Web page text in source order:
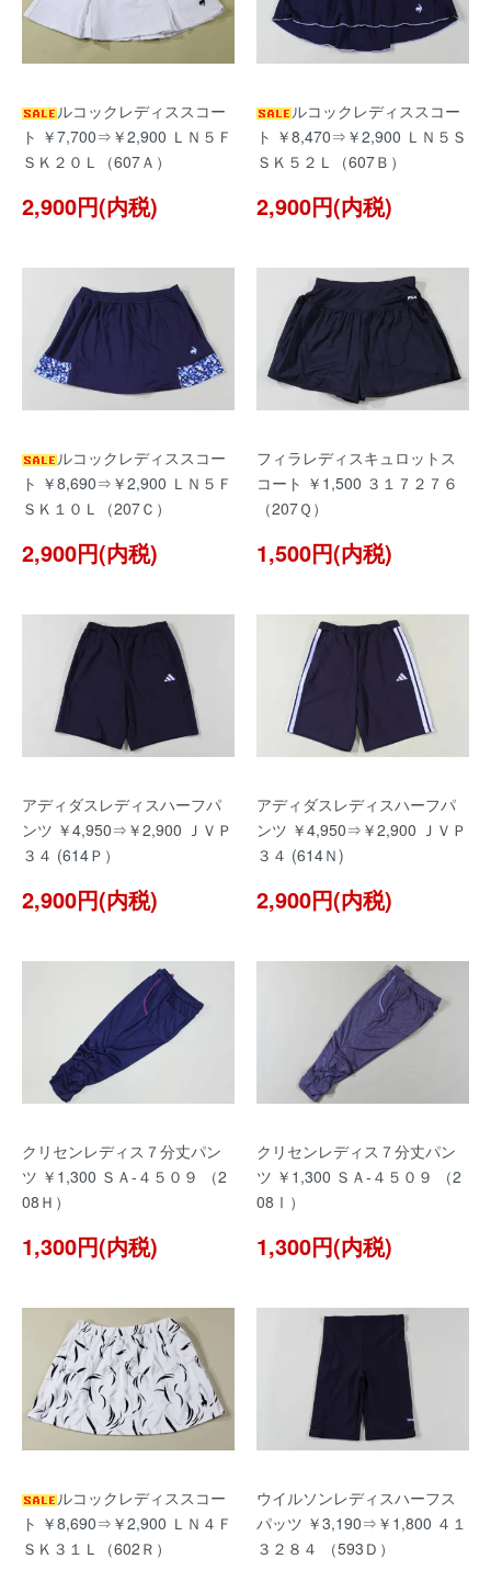
ルコックレディススコー
ト ￥7,700⇒￥2,900 ＬＮ５Ｆ
ＳＫ２０Ｌ（607Ａ）
2,900円(内税)
ルコックレディススコー
ト ￥8,470⇒￥2,900 ＬＮ５Ｓ
ＳＫ５２Ｌ（607Ｂ）
2,900円(内税)
ルコックレディススコー
ト ￥8,690⇒￥2,900 ＬＮ５Ｆ
ＳＫ１０Ｌ（207Ｃ）
2,900円(内税)
フィラレディスキュロットス
コート ￥1,500 ３１７２７６
（207Ｑ）
1,500円(内税)
アディダスレディスハーフパ
ンツ ￥4,950⇒￥2,900 ＪＶＰ
３４ (614Ｐ）
2,900円(内税)
アディダスレディスハーフパ
ンツ ￥4,950⇒￥2,900 ＪＶＰ
３４ (614Ｎ)
2,900円(内税)
クリセンレディス７分丈パン
ツ ￥1,300 ＳＡ-４５０９ （2
08Ｈ）
1,300円(内税)
クリセンレディス７分丈パン
ツ ￥1,300 ＳＡ-４５０９ （2
08Ⅰ）
1,300円(内税)
ルコックレディススコー
ト ￥8,690⇒￥2,900 ＬＮ４Ｆ
ＳＫ３１Ｌ（602Ｒ）
ウイルソンレディスハーフス
パッツ ￥3,190⇒￥1,800 ４１
３２８４ （593Ｄ）